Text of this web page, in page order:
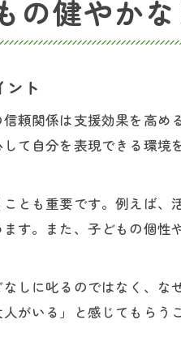
の健やかな
ント
頼関係は支援効果を高
て自分を表現できる環
とも重要です。例えば
す。また、子どもの個
しに叱るのではなく、
がいる」と感じてもらう